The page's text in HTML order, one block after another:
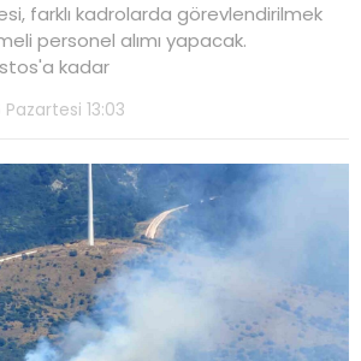
farklı kadrolarda görevlendirilmek
personel alımı yapacak.
kadar
13:03